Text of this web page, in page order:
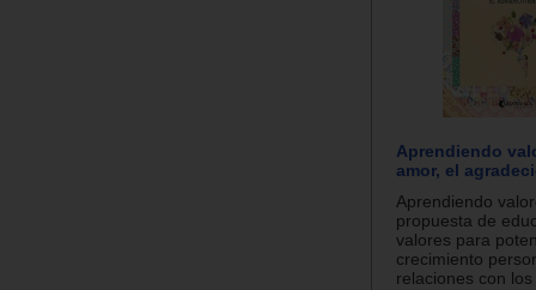
Aprendiendo
amor, el
Aprendiendo
propuesta de
valores para
crecimiento
relaciones con